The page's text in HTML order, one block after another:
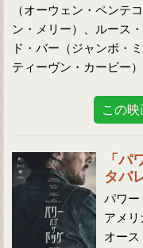
（オーウェン・ペンテ
ン・メリー）、ルース
ド・バー（ジャンボ・
ティーヴン・カービー
この
「パ
タバ
パワー
アメ
オース